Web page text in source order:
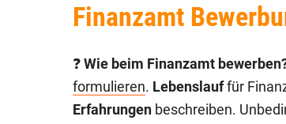
Finanzamt
❓ Wie beim Finanzamt
formulieren. Lebenslauffür
Erfahrungen beschreiben.